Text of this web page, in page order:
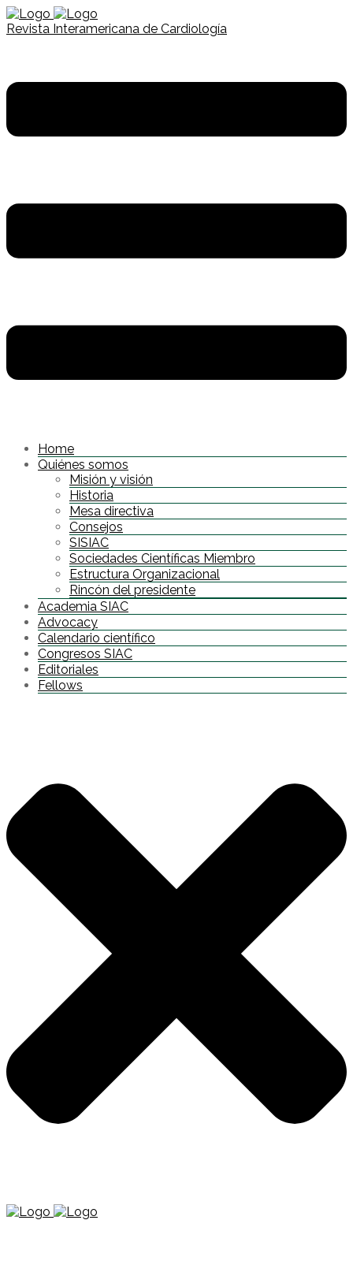
Revista Interamericana de Cardiología
Home
Quiénes somos
Misión y visión
Historia
Mesa directiva
Consejos
SISIAC
Sociedades Científicas Miembro
Estructura Organizacional
Rincón del presidente
Academia SIAC
Advocacy
Calendario científico
Congresos SIAC
Editoriales
Fellows